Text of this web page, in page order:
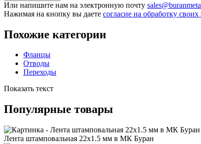
Или напишите нам на электронную почту
Нажимая на кнопку вы даете согласие на обработку
Похожие категории
Фланцы
Отводы
Переходы
Показать текст
Популярные товары
Лента штамповальная 22x1.5 мм в МК Буран